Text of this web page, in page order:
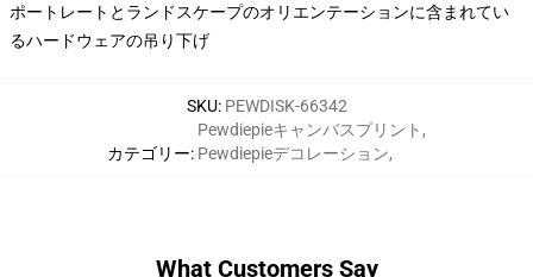
ポートレートとランドスケープのオリエンテーションに含まれてい
るハードウェアの吊り下げ
SKU: PEWDISK-66342
カテゴリー:
Pewdiepieキャンバスプリント ,
Pewdiepieデコレーション,
What Customers Say